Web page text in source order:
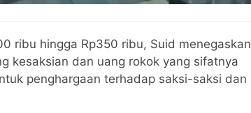
ribu hingga Rp350 ribu, Suid menegaskan
kesaksian dan uang rokok yang sifatnya
penghargaan terhadap saksi-saksi dan